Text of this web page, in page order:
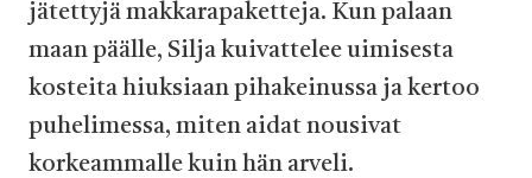
jätettyjä makkarapaketteja. Kun palaan
maan päälle, Silja kuivattelee uimisesta
kosteita hiuksiaan pihakeinussa ja kertoo
puhelimessa, miten aidat nousivat
korkeammalle kuin hän arveli.